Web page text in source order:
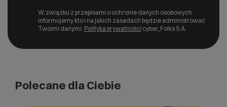
W związku z przepisami o ochronie danych osobowych
informujemy kto i na jakich zasadach będzie administrować
Twoimi danymi: Polityka prywatności cyber_Folks S.A.
Polecane dla Ciebie